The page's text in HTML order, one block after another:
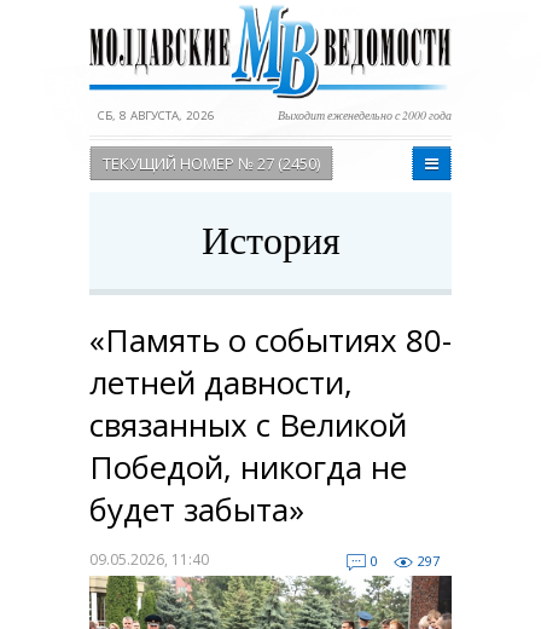
СБ, 8 АВГУСТА, 2026 Выходит еженедельно с 2000 года
ТЕКУЩИЙ НОМЕР № 27 (2450)
История
«Память о событиях 80-
летней давности,
связанных с Великой
Победой, никогда не
будет забыта»
09.05.2026, 11:40 0 297